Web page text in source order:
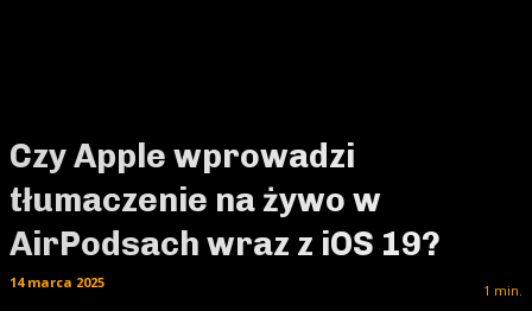
Czy Apple wprowadzi
tłumaczenie na żywo w
AirPodsach wraz z iOS 19?
1 min.
14 marca 2025